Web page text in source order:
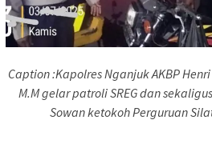
Caption :Kapolres Nganjuk AKBP Henri
M.M gelar patroli SREG dan
Sowan ketokoh Perguruan